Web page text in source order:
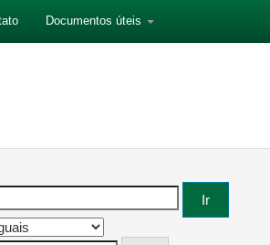
Documentos úteis